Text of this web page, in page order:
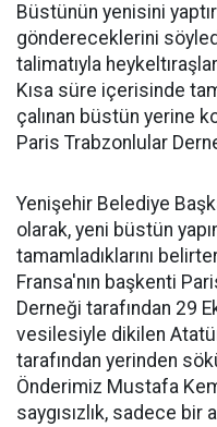
Büstünün yenisini
göndereceklerini
talimatıyla
Kısa süre içerisinde
çalınan büstün yerine
Paris Trabzonlular
Yenişehir Belediye
olarak, yeni büstün
tamamladıklarını
Fransa'nın başkenti
Derneği tarafından 29
vesilesiyle dikilen
tarafından yerinden
Önderimiz Mustafa
saygısızlık, sadece bir